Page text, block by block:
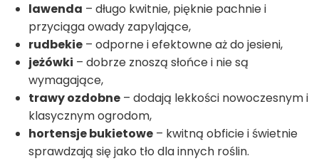
lawenda – długo kwitnie, pięknie pachnie i
przyciąga owady zapylające,
rudbekie – odporne i efektowne aż do jesieni,
jeżówki – dobrze znoszą słońce i nie są
wymagające,
trawy ozdobne – dodają lekkości nowoczesnym i
klasycznym ogrodom,
hortensje bukietowe – kwitną obficie i świetnie
sprawdzają się jako tło dla innych roślin.